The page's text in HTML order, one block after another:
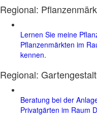
Regional:
Lernen Sie meine
Pflanzenmärkten im
kennen.
Regional:
Beratung bei der
Privatgärten im Raum